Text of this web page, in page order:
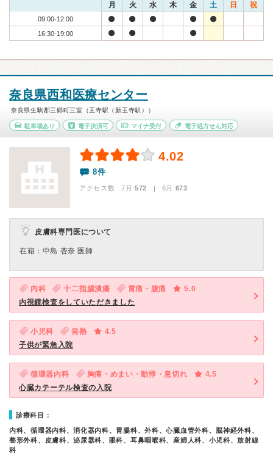
月 火 水 木 金 土 日 祝
09:00-12:00
16:30-19:00
奈良県西和医療センター
奈良県生駒郡三郷町三室（王寺駅（新王寺駅））
駐車場あり 電子決済可 マイナ受付 電子処方せん対応
4.02
8件
アクセス数 7月:572 | 6月:673
皮膚科専門医について
在籍：中島 杏奈 医師
内科 十二指腸潰瘍 胃痛・腹痛
5.0
内視鏡検査をしていただきました
小児科 発熱
4.5
子供が緊急入院
循環器内科 胸痛・めまい・動悸・息切れ
4.5
心臓カテーテル検査の入院
診療科目：
内科、循環器内科、消化器内科、胃腸科、外科、心臓血管外科、脳神経外科、
整形外科、皮膚科、泌尿器科、眼科、耳鼻咽喉科、産婦人科、小児科、放射線
科